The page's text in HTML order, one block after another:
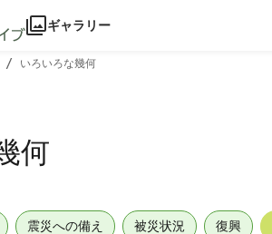
ギャラリー
いろいろな幾何
何
震災への備え 被災状況 復興